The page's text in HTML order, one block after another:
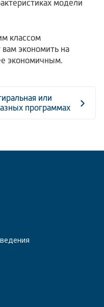
модели
классом
вам экономить на
экономичным.
или
программах